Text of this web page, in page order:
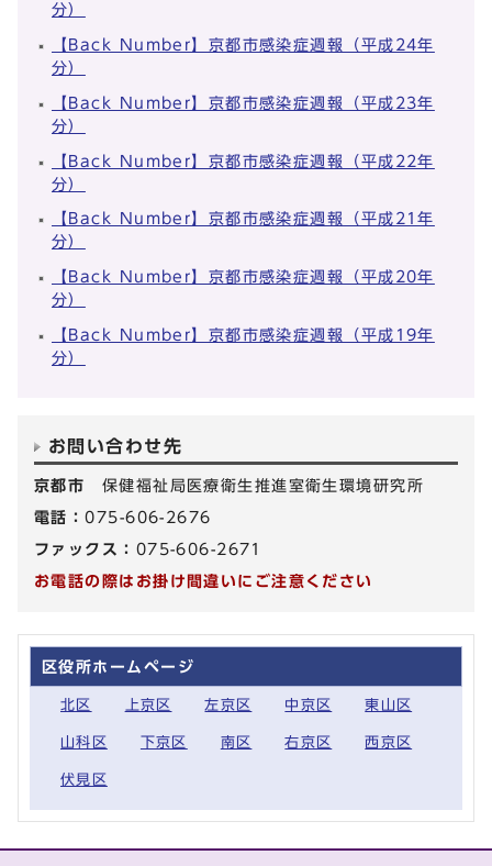
分）
【Back Number】京都市感染症週報（平成24年
分）
【Back Number】京都市感染症週報（平成23年
分）
【Back Number】京都市感染症週報（平成22年
分）
【Back Number】京都市感染症週報（平成21年
分）
【Back Number】京都市感染症週報（平成20年
分）
【Back Number】京都市感染症週報（平成19年
分）
お問い合わせ先
京都市 保健福祉局医療衛生推進室衛生環境研究所
電話：075-606-2676
ファックス： 075-606-2671
お電話の際はお掛け間違いにご注意ください
区役所ホームページ
北区 上京区 左京区 中京区 東山区
山科区 下京区 南区 右京区 西京区
伏見区